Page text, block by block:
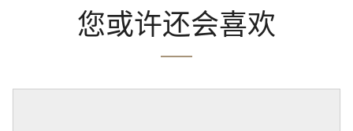
您或许还会喜欢